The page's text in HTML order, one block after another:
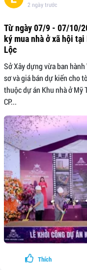
2 ngày trước
Từ ngày 07/9 - 07/10/
ký mua nhà ở xã hội
Lộc
Sở Xây dựng vừa ban
sơ và giá bán dự kiến cho
thuộc dự án Khu nhà ở
CP...
Thích